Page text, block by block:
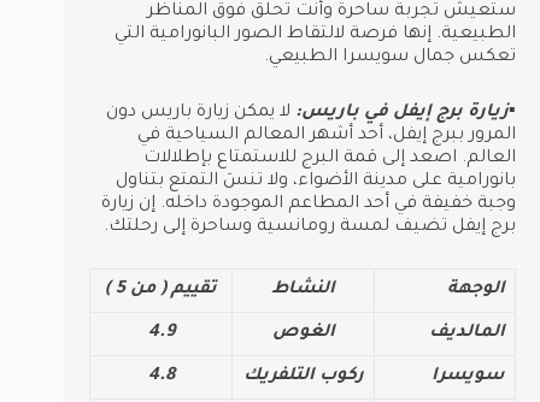
ستعيش تجربة ساحرة وأنت تحلق فوق المناظر
الطبيعية. إنها فرصة لالتقاط الصور البانورامية التي
تعكس جمال سويسرا الطبيعي.
▪︎زيارة برج إيفل في باريس: لا يمكن زيارة باريس دون
المرور ببرج إيفل، أحد أشهر المعالم السياحية في
العالم. اصعد إلى قمة البرج للاستمتاع بإطلالات
بانورامية على مدينة الأضواء، ولا تنسَ التمتع بتناول
وجبة خفيفة في أحد المطاعم الموجودة داخله. إن زيارة
برج إيفل تضيف لمسة رومانسية وساحرة إلى رحلتك.
الوجهة النشاط تقييم ( من 5 )
المالديف الغوص 4.9
سويسرا ركوب التلفريك 4.8